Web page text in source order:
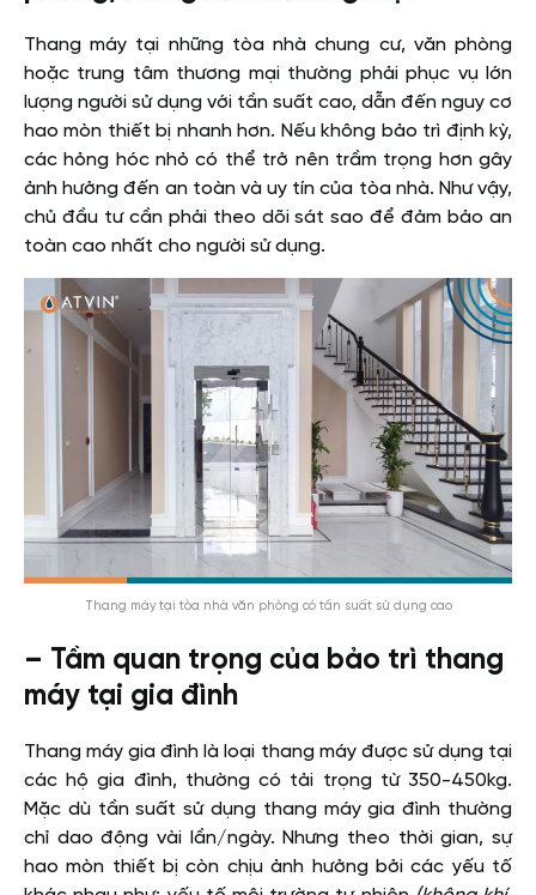
Thang máy tại những tòa nhà chung cư, văn phòng
hoặc trung tâm thương mại thường phải phục vụ lớn
lượng người sử dụng với tần suất cao, dẫn đến nguy cơ
hao mòn thiết bị nhanh hơn. Nếu không bảo trì định kỳ,
các hỏng hóc nhỏ có thể trở nên trầm trọng hơn gây
ảnh hưởng đến an toàn và uy tín của tòa nhà. Như vậy,
chủ đầu tư cần phải theo dõi sát sao để đảm bảo an
toàn cao nhất cho người sử dụng.
Thang máy tại tòa nhà văn phòng có tần suất sử dụng cao
– Tầm quan trọng của bảo trì thang
máy tại gia đình
Thang máy gia đình là loại thang máy được sử dụng tại
các hộ gia đình, thường có tải trọng từ 350-450kg.
Mặc dù tần suất sử dụng thang máy gia đình thường
chỉ dao động vài lần/ngày. Nhưng theo thời gian, sự
hao mòn thiết bị còn chịu ảnh hưởng bởi các yếu tố